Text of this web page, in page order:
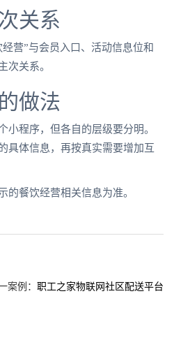
关系
营”与会员入口、活动信息位和
次关系。
做法
小程序，但各自的层级要分明。
具体信息，再按真实需要增加互
的餐饮经营相关信息为准。
案例： 职工之家物联网社区配送平台